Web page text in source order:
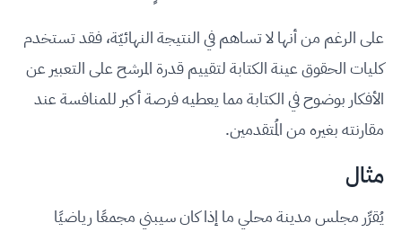
على الرغم من أنها لا تساهم في النتيجة النهائيّة، فقد تستخدم
كليات الحقوق عينة الكتابة لتقييم قدرة المرشح على التعبير عن
الأفكار بوضوح في الكتابة مما يعطيه فرصة أكبر للمنافسة عند
مقارنته بغيره من المُتقدمين.
مثال
يُقرِّر مجلس مدينة محلي ما إذا كان سيبني مجمعًا رياضيًا